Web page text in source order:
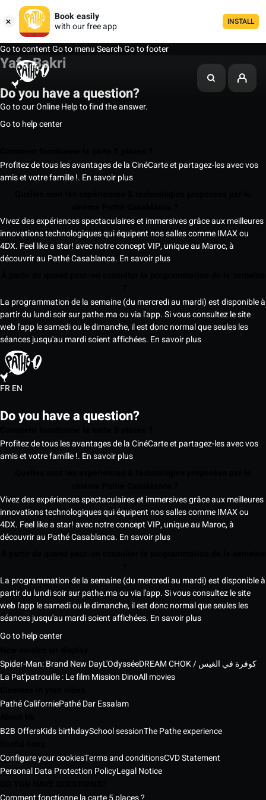
Book easily
with our free app
INSTALL
Go to contentGo to menuSearchGo to footer
Yafa Bakri
Do you have a question?
Go to our Online Help to find the answer.
Go to help center
Profitez de tous les avantages de la CinéCarte et partagez-les avec vos
amis et votre famille !. En savoir plus
Vivez des expériences spectaculaires et immersives grâce aux meilleures
innovations technologiques qui équipent nos salles comme IMAX ou
4DX. Feel like a star! avec notre concept VIP, unique au Maroc, à
découvrir au Pathé Casablanca. En savoir plus
La programmation de la semaine (du mercredi au mardi) est disponible à
partir du lundi soir sur pathe.ma ou via l'app. Si vous consultez le site
web l'app le samedi ou le dimanche, il est donc normal que seules les
séances jusqu'au mardi soient affichées. En savoir plus
FREN
Do you have a question?
Profitez de tous les avantages de la CinéCarte et partagez-les avec vos
amis et votre famille !. En savoir plus
Vivez des expériences spectaculaires et immersives grâce aux meilleures
innovations technologiques qui équipent nos salles comme IMAX ou
4DX. Feel like a star! avec notre concept VIP, unique au Maroc, à
découvrir au Pathé Casablanca. En savoir plus
La programmation de la semaine (du mercredi au mardi) est disponible à
partir du lundi soir sur pathe.ma ou via l'app. Si vous consultez le site
web l'app le samedi ou le dimanche, il est donc normal que seules les
séances jusqu'au mardi soient affichées. En savoir plus
Go to help center
Spider-Man: Brand New DayL'Odyssée
DREAM CHOK / كوفرة في الغيس
La Pat'patrouille : Le film Mission DinoAll movies
Pathé CaliforniePathé Dar Essalam
B2B OffersKids birthdaySchool sessionThe Pathe experience
Configure your cookiesTerms and conditionsCVD Statement
Personal Data Protection PolicyLegal Notice